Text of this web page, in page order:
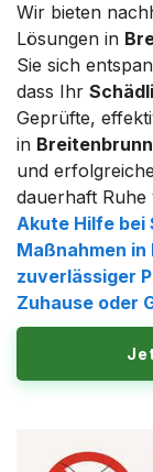
Wir bieten
Lösungen in
Sie sich
dass Ihr
Geprüfte,
in
und erfolgreiche
dauerhaft Ruhe
Akute Hilfe bei
Maßnahmen in
zuverlässiger
Zuhause oder